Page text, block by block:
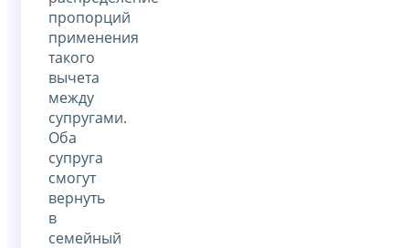
пропорций
применения
такого
вычета
между
супругами.
Оба
супруга
смогут
вернуть
в
семейный